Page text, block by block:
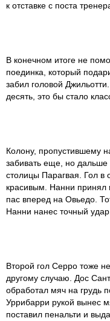
к отставке с поста
В конечном итоге не
поединка, который
забил головой
десять, это бы стало
Колону, пропустившему
забивать еще, но
столицы Парагвая. Гол в
красивым. Нанни принял
пас вперед на Овьедо.
Нанни нанес точный удар.
Второй гол Серро тоже
другому случаю. Дос
обработал мяч на грудь
Уррибарри рукой вынес
поставил пенальти и